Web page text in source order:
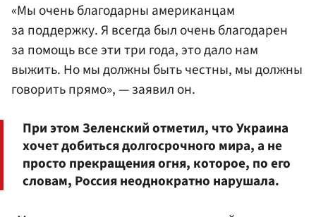
«Мы очень благодарны американцам
за поддержку. Я всегда был очень благодарен
за помощь все эти три года, это дало нам
выжить. Но мы должны быть честны, мы должны
говорить прямо», — заявил он.
При этом Зеленский отметил, что Украина
хочет добиться долгосрочного мира, а не
просто прекращения огня, которое, по его
словам, Россия неоднократно нарушала.